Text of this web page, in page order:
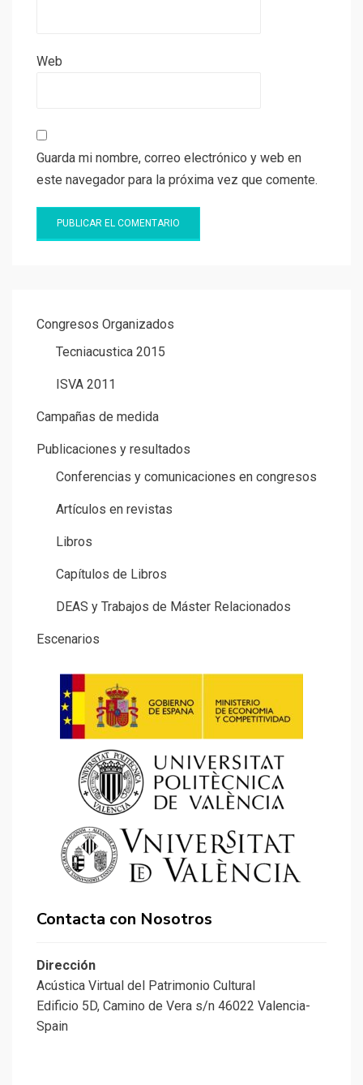
Web
Guarda mi nombre, correo electrónico y web en
este navegador para la próxima vez que comente.
Congresos Organizados
Tecniacustica 2015
ISVA 2011
Campañas de medida
Publicaciones y resultados
Conferencias y comunicaciones en congresos
Artículos en revistas
Libros
Capítulos de Libros
DEAS y Trabajos de Máster Relacionados
Escenarios
Contacta con Nosotros
Dirección
Acústica Virtual del Patrimonio Cultural
Edificio 5D, Camino de Vera s/n 46022 Valencia-
Spain